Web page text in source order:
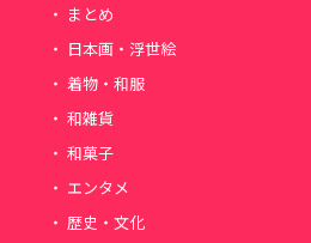
まとめ
日本画・浮世絵
着物・和服
和雑貨
和菓子
エンタメ
歴史・文化